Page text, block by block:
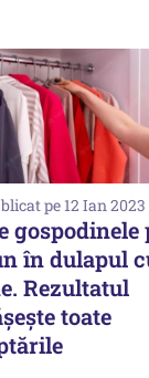
pe 12 Ian 2023
gospodinele
în dulapul
Rezultatul
toate